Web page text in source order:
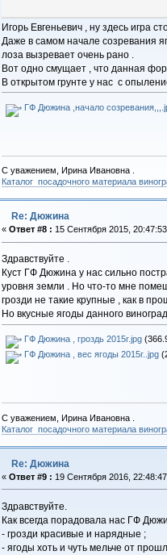
Игорь Евгеньевич , ну здесь игра
Даже в самом начале созревания
лоза вызревает очень рано .
Вот одно смущает , что данная
В открытом грунте у нас с
ГФ Дюжина ,начало
С уважением, Ирина Ивановна .
Каталог посадочного материала
Re: Дюжина
« Ответ #8 : 15 Сентября 2015,
Здравствуйте .
Куст ГФ Дюжина у нас сильно
уровня земли . Но что-то мне
грозди не такие крупные , как в
Но вкусные ягоды данного
ГФ Дюжина , гроздь 2015г.jpg
ГФ Дюжина , вес ягоды 2015г..jpg
С уважением, Ирина Ивановна .
Каталог посадочного материала
Re: Дюжина
« Ответ #9 : 19 Сентября 2016,
Здравствуйте.
Как всегда порадовала нас ГФ
- грозди красивые и нарядные ;
- ягоды хоть и чуть мельче от